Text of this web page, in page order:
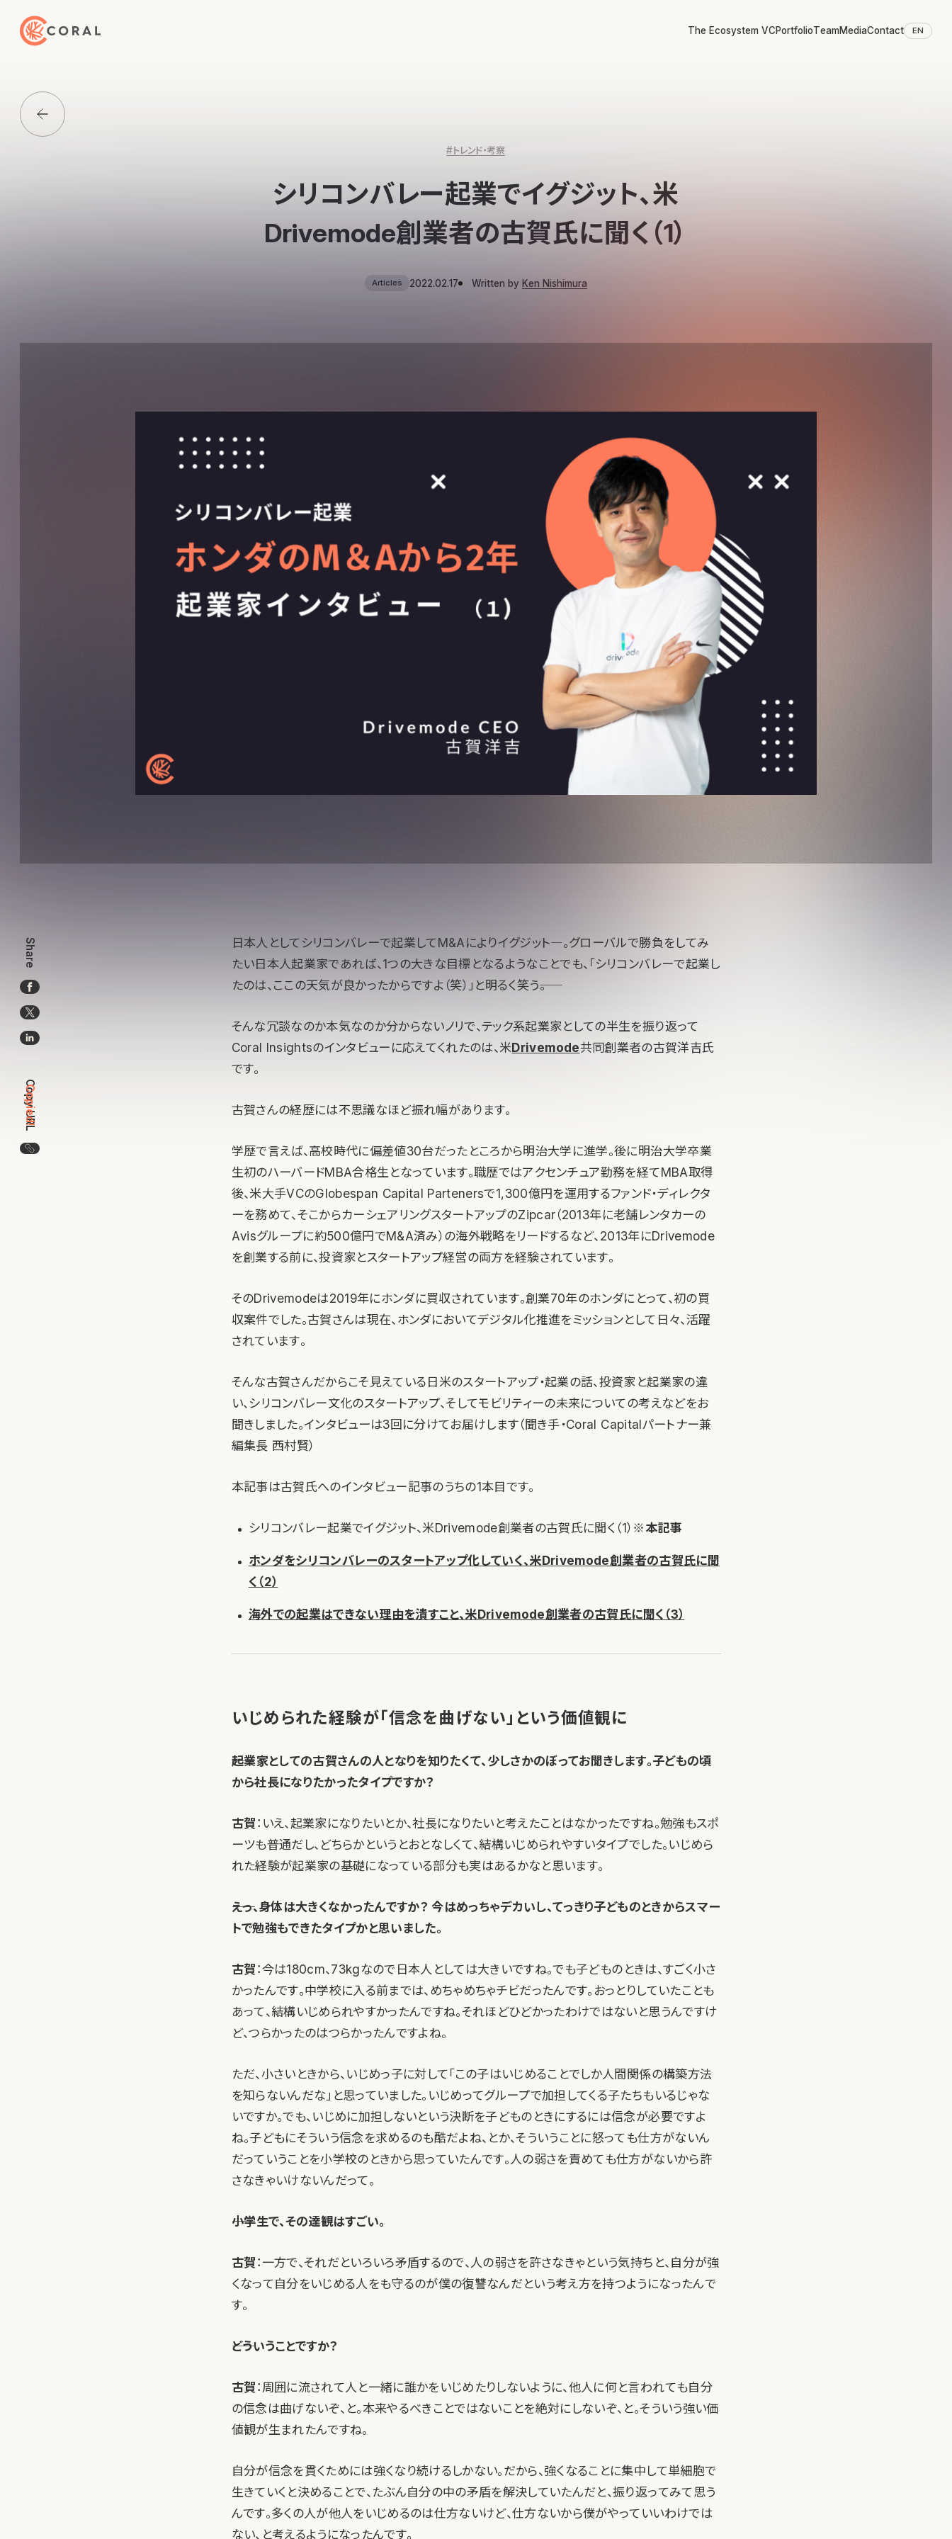
トップページへ戻る
The Ecosystem VCPortfolioTeamMediaContact EN
Media一覧に戻る
#トレンド・考察
シリコンバレー起業でイグジット、米
Drivemode創業者の古賀氏に聞く（1）
Articles 2022.02.17 Written by Ken Nishimura
Share
Copy URL
Copied!
この記事のURLをコピー
日本人としてシリコンバレーで起業してM&Aによりイグジット―。グローバルで勝負をしてみ
たい日本人起業家であれば、1つの大きな目標となるようなことでも、「シリコンバレーで起業し
たのは、ここの天気が良かったからですよ（笑）」と明るく笑う――。
そんな冗談なのか本気なのか分からないノリで、テック系起業家としての半生を振り返って
Coral Insightsのインタビューに応えてくれたのは、米Drivemode共同創業者の古賀洋吉氏
です。
古賀さんの経歴には不思議なほど振れ幅があります。
学歴で言えば、高校時代に偏差値30台だったところから明治大学に進学。後に明治大学卒業
生初のハーバードMBA合格生となっています。職歴ではアクセンチュア勤務を経てMBA取得
後、米大手VCのGlobespan Capital Partenersで1,300億円を運用するファンド・ディレクタ
ーを務めて、そこからカーシェアリングスタートアップのZipcar（2013年に老舗レンタカーの
Avisグループに約500億円でM&A済み）の海外戦略をリードするなど、2013年にDrivemode
を創業する前に、投資家とスタートアップ経営の両方を経験されています。
そのDrivemodeは2019年にホンダに買収されています。創業70年のホンダにとって、初の買
収案件でした。古賀さんは現在、ホンダにおいてデジタル化推進をミッションとして日々、活躍
されています。
そんな古賀さんだからこそ見えている日米のスタートアップ・起業の話、投資家と起業家の違
い、シリコンバレー文化のスタートアップ、そしてモビリティーの未来についての考えなどをお
聞きしました。インタビューは3回に分けてお届けします（聞き手・Coral Capitalパートナー兼
編集長 西村賢）
本記事は古賀氏へのインタビュー記事のうちの1本目です。
シリコンバレー起業でイグジット、米Drivemode創業者の古賀氏に聞く（1） ※本記事
ホンダをシリコンバレーのスタートアップ化していく、米Drivemode創業者の古賀氏に聞
く（2）
海外での起業はできない理由を潰すこと、米Drivemode創業者の古賀氏に聞く（3）
いじめられた経験が「信念を曲げない」という価値観に
――起業家としての古賀さんの人となりを知りたくて、少しさかのぼってお聞きします。子どもの頃
から社長になりたかったタイプですか？
古賀：いえ、起業家になりたいとか、社長になりたいと考えたことはなかったですね。勉強もスポ
ーツも普通だし、どちらかというとおとなしくて、結構いじめられやすいタイプでした。いじめら
れた経験が起業家の基礎になっている部分も実はあるかなと思います。
――えっ、身体は大きくなかったんですか？ 今はめっちゃデカいし、てっきり子どものときからスマー
トで勉強もできたタイプかと思いました。
古賀：今は180cm、73kgなので日本人としては大きいですね。でも子どものときは、すごく小さ
かったんです。中学校に入る前までは、めちゃめちゃチビだったんです。おっとりしていたことも
あって、結構いじめられやすかったんですね。それほどひどかったわけではないと思うんですけ
ど、つらかったのはつらかったんですよね。
ただ、小さいときから、いじめっ子に対して「この子はいじめることでしか人間関係の構築方法
を知らないんだな」と思っていました。いじめってグループで加担してくる子たちもいるじゃな
いですか。でも、いじめに加担しないという決断を子どものときにするには信念が必要ですよ
ね。子どもにそういう信念を求めるのも酷だよね、とか、そういうことに怒っても仕方がないん
だっていうことを小学校のときから思っていたんです。人の弱さを責めても仕方がないから許
さなきゃいけないんだって。
――小学生で、その達観はすごい。
古賀：一方で、それだといろいろ矛盾するので、人の弱さを許さなきゃという気持ちと、自分が強
くなって自分をいじめる人をも守るのが僕の復讐なんだという考え方を持つようになったんで
す。
――どういうことですか？
古賀：周囲に流されて人と一緒に誰かをいじめたりしないように、他人に何と言われても自分
の信念は曲げないぞ、と。本来やるべきことではないことを絶対にしないぞ、と。そういう強い価
値観が生まれたんですね。
自分が信念を貫くためには強くなり続けるしかない。だから、強くなることに集中して単細胞で
生きていくと決めることで、たぶん自分の中の矛盾を解決していたんだと、振り返ってみて思う
んです。多くの人が他人をいじめるのは仕方ないけど、仕方ないから僕がやっていいわけでは
ない、と考えるようになったんです。